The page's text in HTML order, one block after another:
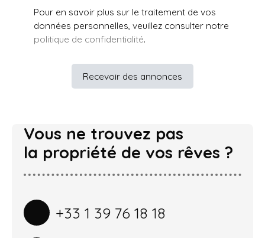
Pour en savoir plus sur le traitement de vos
données personnelles, veuillez consulter notre
politique de confidentialité.
Recevoir des annonces
Vous ne trouvez pas
la propriété de vos rêves ?
+33 1 39 76 18 18